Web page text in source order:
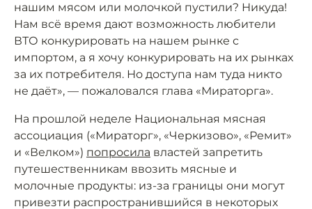
нашим мясом или молочкой пустили? Никуда!
Нам всё время дают возможность любители
ВТО конкурировать на нашем рынке с
импортом, а я хочу конкурировать на их рынках
за их потребителя. Но доступа нам туда никто
не даёт», — пожаловался глава «Мираторга».
На прошлой неделе Национальная мясная
ассоциация («Мираторг», «Черкизово», «Ремит»
и «Велком») попросила властей запретить
путешественникам ввозить мясные и
молочные продукты: из-за границы они могут
привезти распространившийся в некоторых